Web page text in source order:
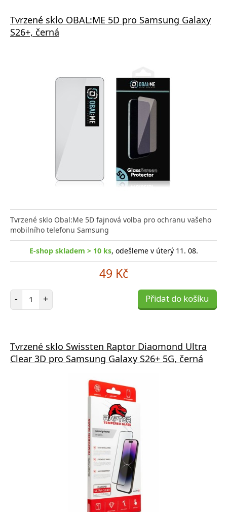
Tvrzené sklo OBAL:ME 5D pro Samsung Galaxy
S26+, černá
Tvrzené sklo Obal:Me 5D fajnová volba pro ochranu vašeho
mobilního telefonu Samsung
E-shop skladem > 10 ks, odešleme v úterý 11. 08.
49 Kč
- Počet položek
+ Přidat do košíku
Tvrzené sklo Swissten Raptor Diaomond Ultra
Clear 3D pro Samsung Galaxy S26+ 5G, černá